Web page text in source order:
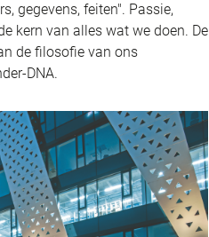
gegevens, feiten". Passie,
kern van alles wat we doen. De
de filosofie van ons
DNA.